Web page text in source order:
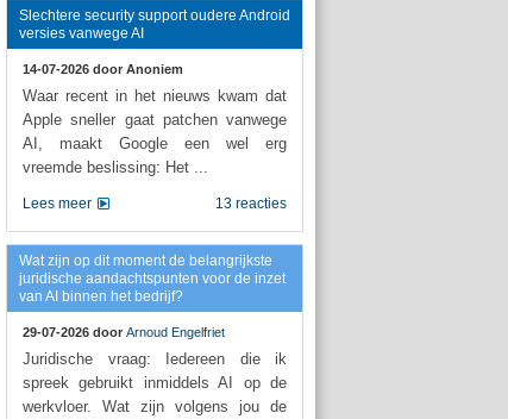
Slechtere security support oudere Android
versies vanwege AI
14-07-2026 door Anoniem
Waar recent in het nieuws kwam dat
Apple sneller gaat patchen vanwege
AI, maakt Google een wel erg
vreemde beslissing: Het ...
13 reacties
Lees meer
Wat zijn op dit moment de belangrijkste
juridische aandachtspunten voor de inzet
van AI binnen het bedrijf?
29-07-2026 door Arnoud Engelfriet
Juridische vraag: Iedereen die ik
spreek gebruikt inmiddels AI op de
werkvloer. Wat zijn volgens jou de